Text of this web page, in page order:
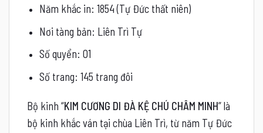
Năm khắc in: 1854 (Tự Đức thất niên)
Nơi tàng bản: Liên Trì Tự
Số quyển: 01
Số trang: 145 trang đôi
Bộ kinh “KIM CƯƠNG DI ĐÀ KỆ CHÚ CHÂM MINH” là
bộ kinh khắc ván tại chùa Liên Trì, từ năm Tự Đức